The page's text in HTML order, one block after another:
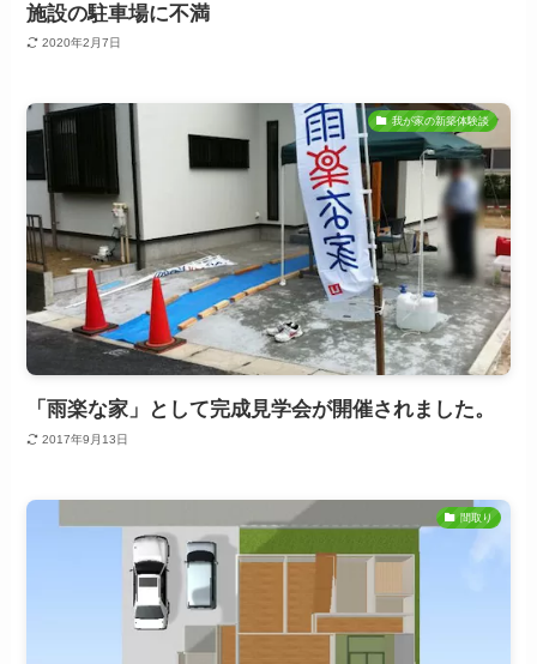
施設の駐車場に不満
2020年2月7日
我が家の新築体験談
「雨楽な家」として完成見学会が開催されました。
2017年9月13日
間取り